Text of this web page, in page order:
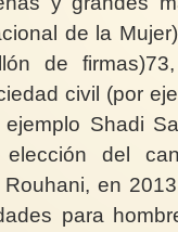
de la
de
civil (por
Shadi
del
en
para
con discursos
La supuesta bondad
mujeresLa supuesta
de las mujeres que
en la...